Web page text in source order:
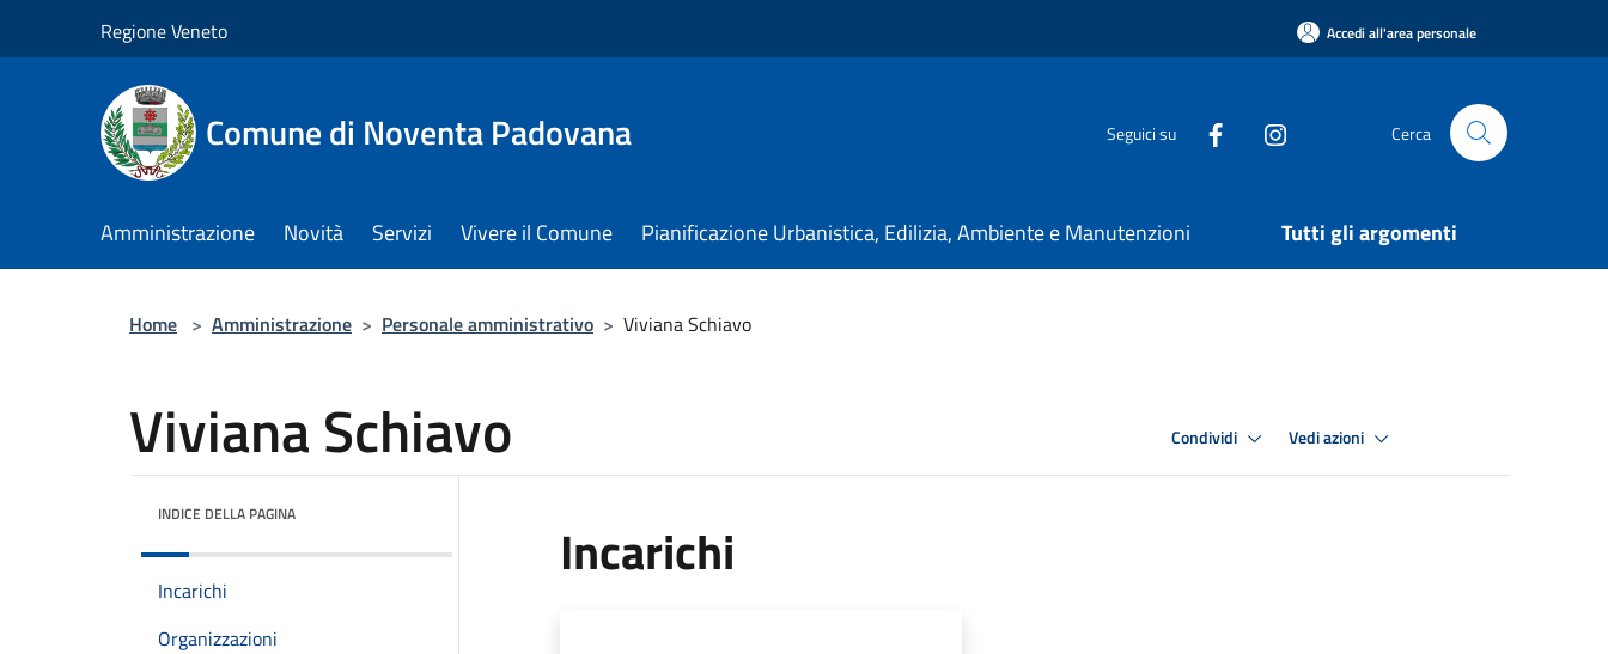
Regione Veneto Accedi all'area personale
Comune di Noventa Padovana Seguici su Cerca
Amministrazione Novità Servizi Vivere il Comune Pianificazione Urbanistica, Edilizia, Ambiente e Manutenzioni Tutti gli argomenti
Home > Amministrazione > Personale amministrativo > Viviana Schiavo
Viviana Schiavo Condividi Vedi azioni
INDICE DELLA PAGINA
Incarichi
Organizzazioni
Incarichi